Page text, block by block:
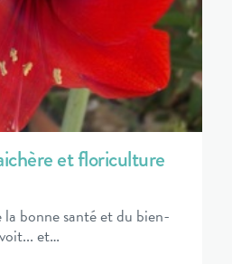
et floriculture
bonne santé et du bien-
et…